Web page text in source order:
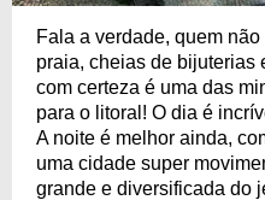
Fala a verdade, quem
praia, cheias de bijuterias
com certeza é uma das
para o litoral! O dia é
A noite é melhor ainda,
uma cidade super
grande e diversificada do